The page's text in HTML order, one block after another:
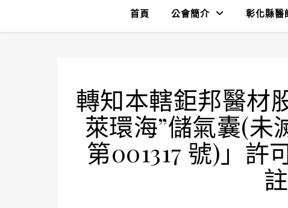
首頁 公會簡介 彰化縣醫
轉知本轄鉅邦醫材
萊環海”儲氣囊(未
第001317 號)」許